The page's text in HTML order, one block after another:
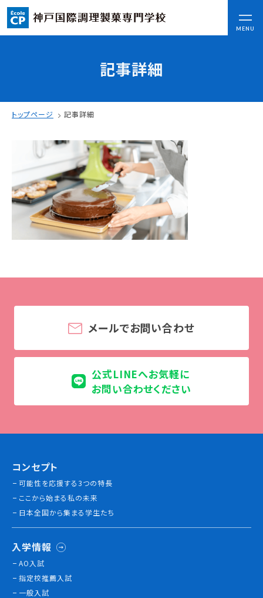
MENU
CLOSE
ここから始まる私の未来
入学情報
AO入試
指定校推薦入試
一般入試
学費サポート
（調理&製菓）
資格・就職
資格について
就職について
記事詳細
トップページ 記事詳細
メールでお問い合わせ
公式LINEへお気軽に
お問い合わせください
コンセプト
可能性を応援する3つの特長
ここから始まる私の未来
日本全国から集まる学生たち
入学情報
AO入試
指定校推薦入試
一般入試